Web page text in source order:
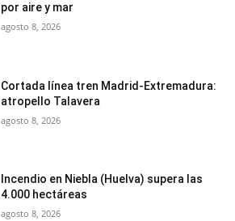
por aire y mar
agosto 8, 2026
Cortada línea tren Madrid-Extremadura:
atropello Talavera
agosto 8, 2026
Incendio en Niebla (Huelva) supera las
4.000 hectáreas
agosto 8, 2026